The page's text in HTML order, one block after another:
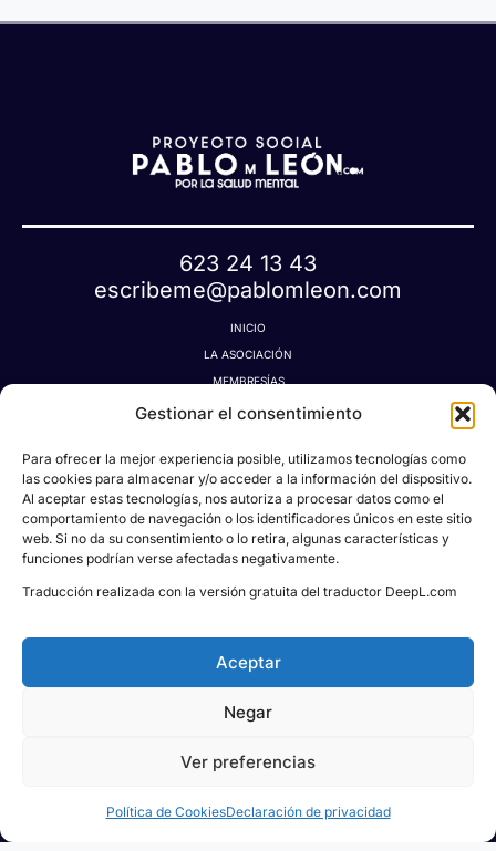
Gestionar el consentimiento
Para ofrecer la mejor experiencia posible, utilizamos tecnologías como
las cookies para almacenar y/o acceder a la información del dispositivo.
Al aceptar estas tecnologías, nos autoriza a procesar datos como el
comportamiento de navegación o los identificadores únicos en este sitio
web. Si no da su consentimiento o lo retira, algunas características y
funciones podrían verse afectadas negativamente.
Traducción realizada con la versión gratuita del traductor DeepL.com
Aceptar
Negar
Ver preferencias
Política de CookiesDeclaración de privacidad
623 24 13 43
escribeme@pablomleon.com
INICIO
LA ASOCIACIÓN
MEMBRESÍAS
LA TIENDA MÁGICA
BLOG
CONTACTO
MI CUENTA
AVISO LEGAL
POLÍTICA DE PRIVACIDAD
POLÍTICA DE COOKIES
Todos los derechos © 2026
Social Pablo M. León| Powered & Designed